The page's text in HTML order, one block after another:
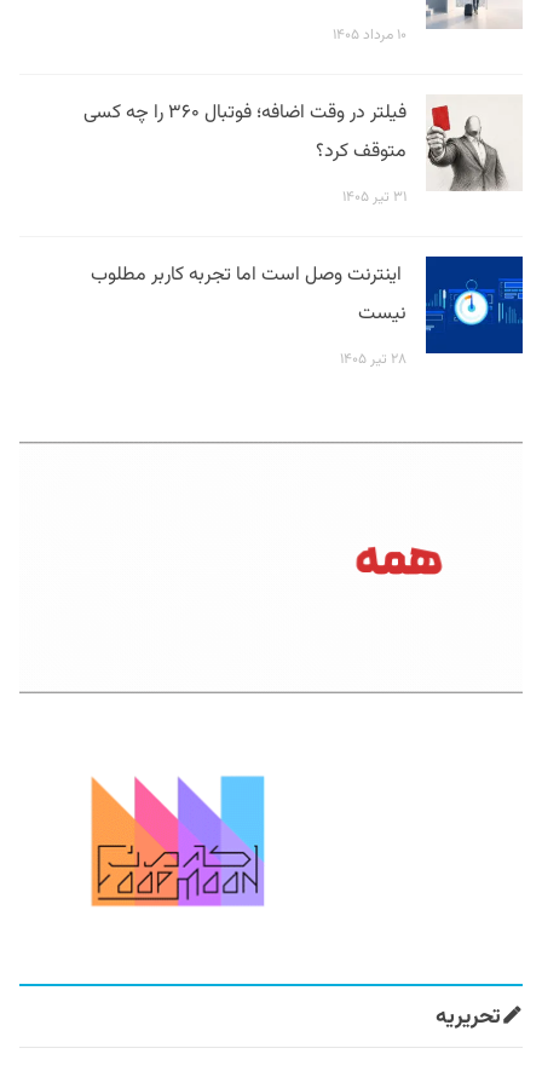
۱۰ مرداد ۱۴۰۵
فیلتر در وقت اضافه؛ فوتبال ۳۶۰ را چه کسی
متوقف کرد؟
۳۱ تیر ۱۴۰۵
اینترنت وصل است اما تجربه کاربر مطلوب
نیست
۲۸ تیر ۱۴۰۵
تحریریه